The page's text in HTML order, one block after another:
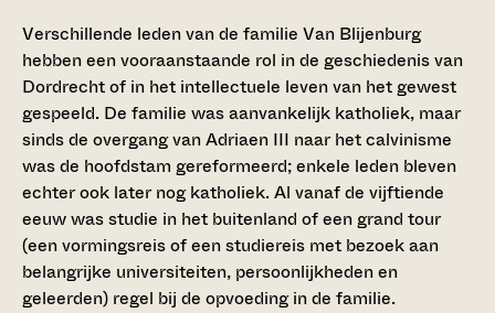
Verschillende leden van de familie Van Blijenburg
hebben een vooraanstaande rol in de geschiedenis van
Dordrecht of in het intellectuele leven van het gewest
gespeeld. De familie was aanvankelijk katholiek, maar
sinds de overgang van Adriaen III naar het calvinisme
was de hoofdstam gereformeerd; enkele leden bleven
echter ook later nog katholiek. Al vanaf de vijftiende
eeuw was studie in het buitenland of een grand tour
(een vormingsreis of een studiereis met bezoek aan
belangrijke universiteiten, persoonlijkheden en
geleerden) regel bij de opvoeding in de familie.